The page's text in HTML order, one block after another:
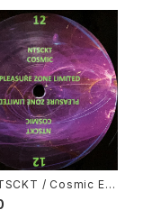
/ Cosmic EP
Zone Limited) (P